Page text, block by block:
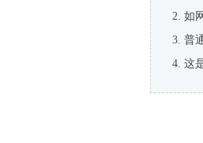
如
普
这